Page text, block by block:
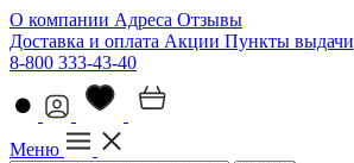
О компании Адреса Отзывы
Доставка и оплата Акции Пункты выдачи
8-800 333-43-40
Меню